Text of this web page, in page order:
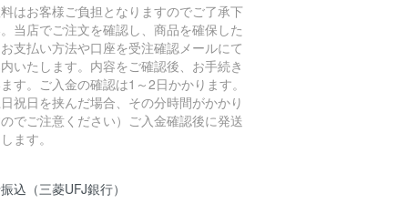
はお客様ご負担となりますのでご了承下
当店でご注文を確認し、商品を確保した
支払い方法や口座を受注確認メールにて
いたします。内容をご確認後、お手続き
す。ご入金の確認は1～2日かかります。
日祝日を挟んだ場合、その分時間がかかり
でご注意ください）ご入金確認後に発送
ます。
込（三菱UFJ銀行）